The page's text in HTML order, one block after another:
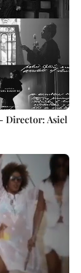
Director: Asiel